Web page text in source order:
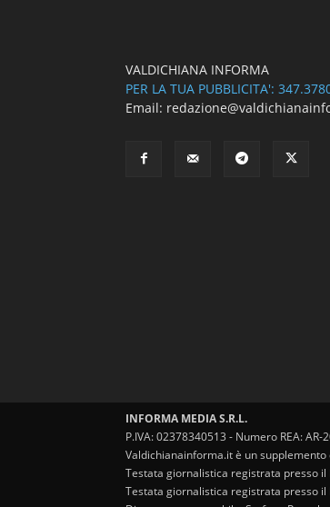
VALDICHIANA INFORMA
PER LA TUA PUBBLICITA':
Email:
INFORMA MEDIA S.R.L.
P.IVA: 02378340513 - Numero REA:
Valdichianainforma.it è un supplemento
Testata giornalistica registrata presso il
Testata giornalistica registrata presso il